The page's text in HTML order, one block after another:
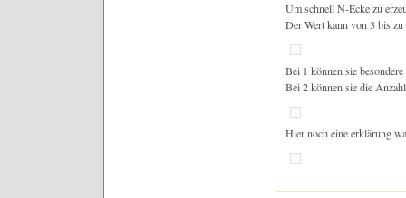
Um schnell N-Ecke zu
Der Wert kann von 3 bis
Bei 1 können sie
Bei 2 können sie die
Hier noch eine erklärung